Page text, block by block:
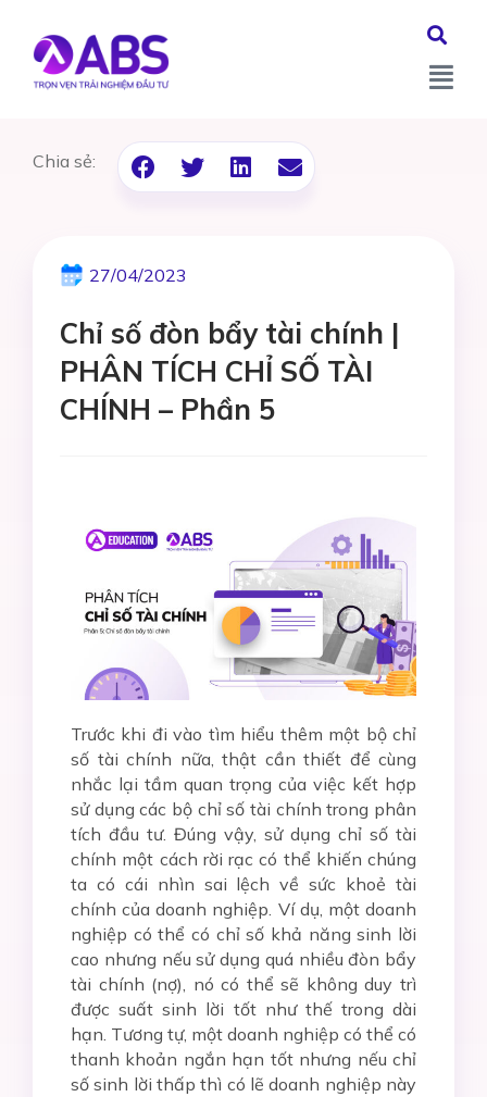
Chia sẻ:
27/04/2023
Chỉ số đòn bẩy tài chính |
PHÂN TÍCH CHỈ SỐ TÀI
CHÍNH – Phần 5
Trước khi đi vào tìm hiểu thêm một bộ chỉ
số tài chính nữa, thật cần thiết để cùng
nhắc lại tầm quan trọng của việc kết hợp
sử dụng các bộ chỉ số tài chính trong phân
tích đầu tư. Đúng vậy, sử dụng chỉ số tài
chính một cách rời rạc có thể khiến chúng
ta có cái nhìn sai lệch về sức khoẻ tài
chính của doanh nghiệp. Ví dụ, một doanh
nghiệp có thể có chỉ số khả năng sinh lời
cao nhưng nếu sử dụng quá nhiều đòn bẩy
tài chính (nợ), nó có thể sẽ không duy trì
được suất sinh lời tốt như thế trong dài
hạn. Tương tự, một doanh nghiệp có thể có
thanh khoản ngắn hạn tốt nhưng nếu chỉ
số sinh lời thấp thì có lẽ doanh nghiệp này